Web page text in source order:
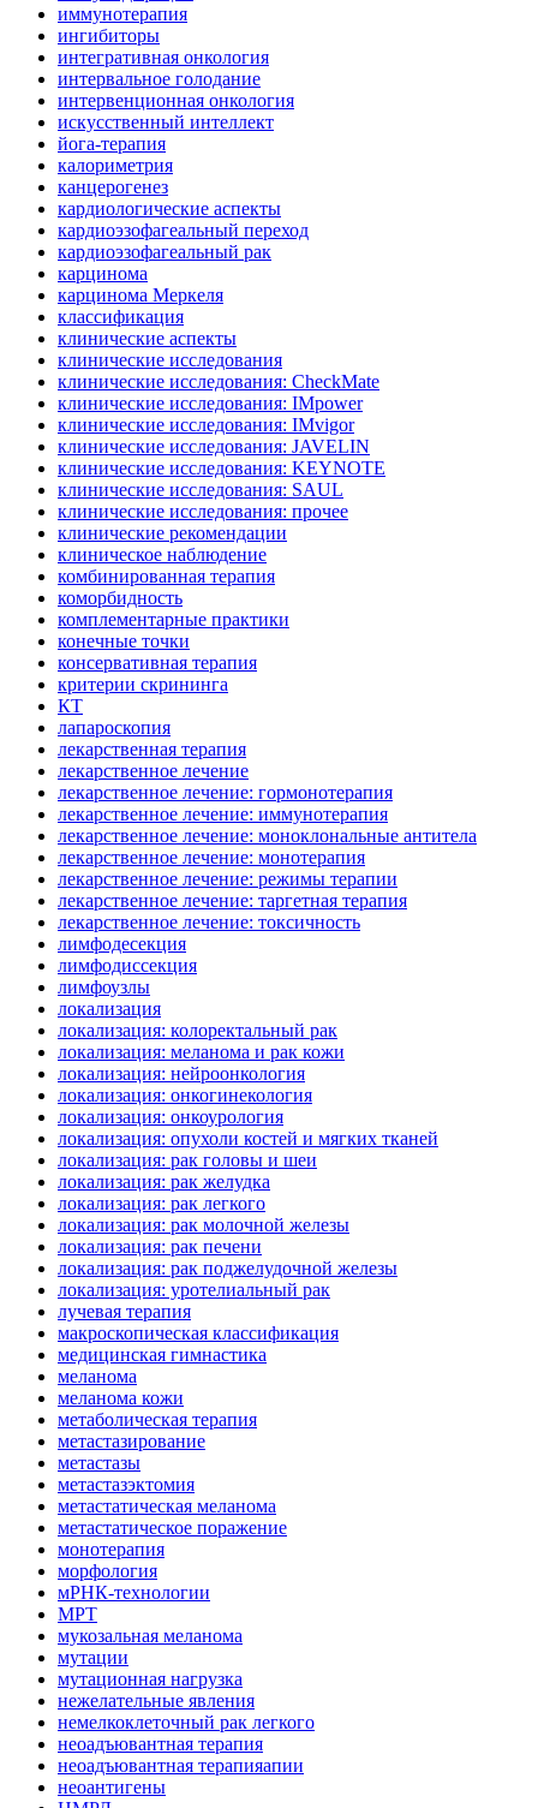
иммунотерапия
ингибиторы
интегративная онкология
интервальное голодание
интервенционная онкология
искусственный интеллект
йога-терапия
калориметрия
канцерогенез
кардиологические аспекты
кардиоэзофагеальный переход
кардиоэзофагеальный рак
карцинома
карцинома Меркеля
классификация
клинические аспекты
клинические исследования
клинические исследования: CheckMate
клинические исследования: IMpower
клинические исследования: IMvigor
клинические исследования: JAVELIN
клинические исследования: KEYNOTE
клинические исследования: SAUL
клинические исследования: прочее
клинические рекомендации
клиническое наблюдение
комбинированная терапия
коморбидность
комплементарные практики
конечные точки
консервативная терапия
критерии скрининга
КТ
лапароскопия
лекарственная терапия
лекарственное лечение
лекарственное лечение: гормонотерапия
лекарственное лечение: иммунотерапия
лекарственное лечение: моноклональные антитела
лекарственное лечение: монотерапия
лекарственное лечение: режимы терапии
лекарственное лечение: таргетная терапия
лекарственное лечение: токсичность
лимфодесекция
лимфодиссекция
лимфоузлы
локализация
локализация: колоректальный рак
локализация: меланома и рак кожи
локализация: нейроонкология
локализация: онкогинекология
локализация: онкоурология
локализация: опухоли костей и мягких тканей
локализация: рак головы и шеи
локализация: рак желудка
локализация: рак легкого
локализация: рак молочной железы
локализация: рак печени
локализация: рак поджелудочной железы
локализация: уротелиальный рак
лучевая терапия
макроскопическая классификация
медицинская гимнастика
меланома
меланома кожи
метаболическая терапия
метастазирование
метастазы
метастазэктомия
метастатическая меланома
метастатическое поражение
монотерапия
морфология
мРНК-технологии
МРТ
мукозальная меланома
мутации
мутационная нагрузка
нежелательные явления
немелкоклеточный рак легкого
неоадъювантная терапия
неоадъювантная терапияапии
неоантигены